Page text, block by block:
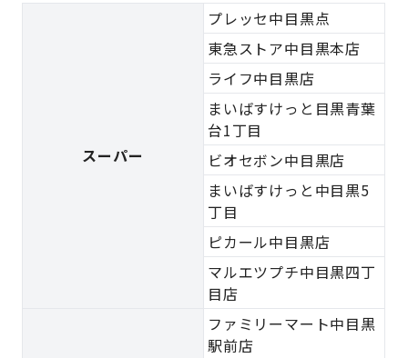
スーパー
プレッセ中目黒点
東急ストア中目黒本店
ライフ中目黒店
まいばすけっと目黒青葉
台1丁目
ビオセボン中目黒店
まいばすけっと中目黒5
丁目
ピカール中目黒店
マルエツプチ中目黒四丁
目店
ファミリーマート中目黒
駅前店